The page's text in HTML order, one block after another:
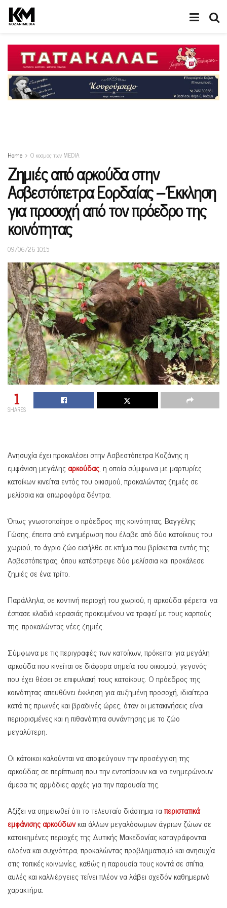
Home Ο κοσμος των MEDIA
Ζημιές από αρκούδα στην
Ασβεστόπετρα Εορδαίας – Έκκληση
για προσοχή από τον πρόεδρο της
κοινότητας
09/06/26 10:15
1
SHARES
Ανησυχία έχει προκαλέσει στην Ασβεστόπετρα Κοζάνης η
εμφάνιση μεγάληςαρκούδας, η οποία σύμφωνα με μαρτυρίες
κατοίκων κινείται εντός του οικισμού, προκαλώντας ζημιές σε
μελίσσια και οπωροφόρα δέντρα.
Όπως γνωστοποίησε ο πρόεδρος της κοινότητας, Βαγγέλης
Γώσης, έπειτα από ενημέρωση που έλαβε από δύο κατοίκους του
χωριού, το άγριο ζώο εισήλθε σε κτήμα που βρίσκεται εντός της
Ασβεστόπετρας, όπου κατέστρεψε δύο μελίσσια και προκάλεσε
ζημιές σε ένα τρίτο.
Παράλληλα, σε κοντινή περιοχή του χωριού, η αρκούδα φέρεται να
έσπασε κλαδιά κερασιάς προκειμένου να τραφεί με τους καρπούς
της, προκαλώντας νέες ζημιές.
Σύμφωνα με τις περιγραφές των κατοίκων, πρόκειται για μεγάλη
αρκούδα που κινείται σε διάφορα σημεία του οικισμού, γεγονός
που έχει θέσει σε επιφυλακή τους κατοίκους. Ο πρόεδρος της
κοινότητας απευθύνει έκκληση για αυξημένη προσοχή, ιδιαίτερα
κατά τις πρωινές και βραδινές ώρες, όταν οι μετακινήσεις είναι
περιορισμένες και η πιθανότητα συνάντησης με το ζώο
μεγαλύτερη.
Οι κάτοικοι καλούνται να αποφεύγουν την προσέγγιση της
αρκούδας σε περίπτωση που την εντοπίσουν και να ενημερώνουν
άμεσα τις αρμόδιες αρχές για την παρουσία της.
Αξίζει να σημειωθεί ότι το τελευταίο διάστημα ταπεριστατικά
εμφάνισης αρκούδωνκαι άλλων μεγαλόσωμων άγριων ζώων σε
κατοικημένες περιοχές της Δυτικής Μακεδονίας καταγράφονται
ολοένα και συχνότερα, προκαλώντας προβληματισμό και ανησυχία
στις τοπικές κοινωνίες, καθώς η παρουσία τους κοντά σε σπίτια,
αυλές και καλλιέργειες τείνει πλέον να λάβει σχεδόν καθημερινό
χαρακτήρα.